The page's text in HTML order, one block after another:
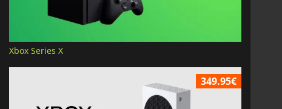
Xbox Series X
349.95€